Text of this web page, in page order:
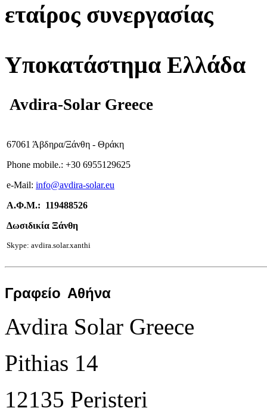
εταίρος συνεργασίας
Υποκατάστημα Ελλάδα
Avdira-Solar Greece
67061 Άβδηρα/Ξάνθη - Θράκη
Phone mobile.: +30 6955129625
e-Mail: info@avdira-solar.eu
Α.Φ.Μ.: 119488526
Δωσιδικία Ξάνθη
Skype: avdira.solar.xanthi
Γραφείο Αθήνα
Avdira Solar Greece
Pithias 14
12135 Peristeri